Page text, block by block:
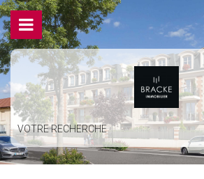
VOTRE RECHERCHE